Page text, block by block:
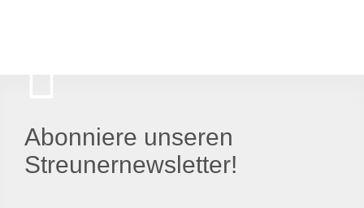
Abonniere unseren
Streunernewsletter!